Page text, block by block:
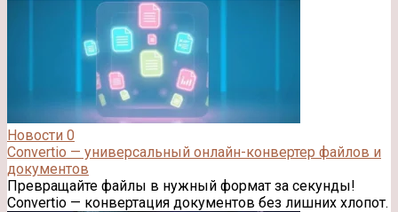
Новости 0
Convertio — универсальный онлайн-конвертер файлов и
документов
Превращайте файлы в нужный формат за секунды!
Convertio — конвертация документов без лишних хлопот.